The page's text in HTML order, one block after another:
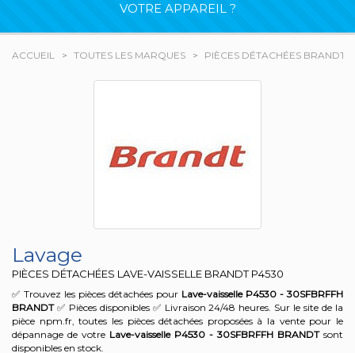
VOTRE APPAREIL ?
ACCUEIL TOUTES LES MARQUES PIÈCES DÉTACHÉES BRANDT
Lavage
PIÈCES DÉTACHÉES LAVE-VAISSELLE BRANDTP4530
✅ Trouvez les pièces détachées pour Lave-vaisselle P4530 - 30SFBRFFH
BRANDT ✅ Pièces disponibles ✅ Livraison 24/48 heures. Sur le site de la
pièce npm.fr, toutes les pièces détachées proposées à la vente pour le
dépannage de votre Lave-vaisselle P4530 - 30SFBRFFH BRANDTsont
disponibles en stock.